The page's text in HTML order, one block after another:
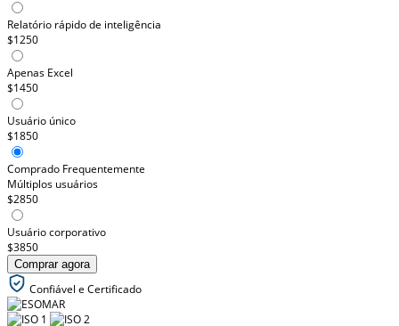
Relatório rápido de inteligência
$1250
Apenas Excel
$1450
Usuário único
$1850
Comprado Frequentemente
Múltiplos usuários
$2850
Usuário corporativo
$3850
Comprar agora
Confiável e Certificado